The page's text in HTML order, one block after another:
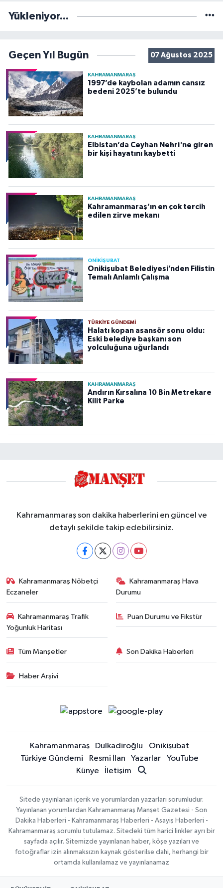
Yükleniyor...
Geçen Yıl Bugün 07 Ağustos 2025
KAHRAMANMARAŞ
1997’de kaybolan adamın cansız
bedeni 2025’te bulundu
KAHRAMANMARAŞ
Elbistan’da Ceyhan Nehri'ne giren
bir kişi hayatını kaybetti
KAHRAMANMARAŞ
Kahramanmaraş’ın en çok tercih
edilen zirve mekanı
ONİKİŞUBAT
Onikişubat Belediyesi’nden Filistin
Temalı Anlamlı Çalışma
TÜRKIYE GÜNDEMI
Halatı kopan asansör sonu oldu:
Eski belediye başkanı son
yolculuğuna uğurlandı
KAHRAMANMARAŞ
Andırın Kırsalına 10 Bin Metrekare
Kilit Parke
Kahramanmaraş son dakika haberlerini en güncel ve
detaylı şekilde takip edebilirsiniz.
Kahramanmaraş Nöbetçi
Eczaneler
Kahramanmaraş Hava
Durumu
Kahramanmaraş Trafik
Yoğunluk Haritası
Puan Durumu ve Fikstür
Tüm Manşetler Son Dakika Haberleri
Haber Arşivi
Kahramanmaraş Dulkadiroğlu
Onikişubat
Türkiye Gündemi
Resmi İlan Yazarlar
YouTube
Künye
İletişim
Sitede yayınlanan içerik ve yorumlardan yazarları sorumludur.
Yayınlanan yorumlardan Kahramanmaraş Manşet Gazetesi - Son
Dakika Haberleri - Kahramanmaraş Haberleri - Asayiş Haberleri -
Kahramanmaraş sorumlu tutulamaz. Sitedeki tüm harici linkler ayrı bir
sayfada açılır. Sitemizde yayınlanan haber, köşe yazıları ve
fotoğraflar izin alınmaksızın kaynak gösterilse dahi, herhangi bir
ortamda kullanılamaz ve yayınlanamaz